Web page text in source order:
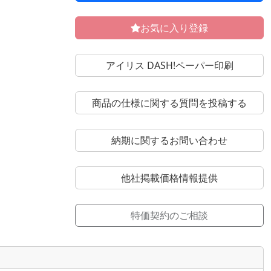
お気に入り登録
アイリス DASH!ペーパー印刷
商品の仕様に関する質問を投稿する
納期に関するお問い合わせ
他社掲載価格情報提供
特価契約のご相談